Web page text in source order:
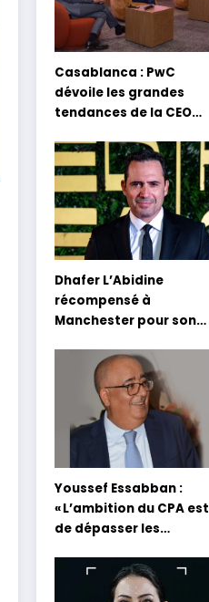
Casablanca : PwC
dévoile les grandes
tendances de la CEO
Dhafer L’Abidine
récompensé à
Manchester pour son
Youssef Essabban :
« L’ambition du CPA est
de dépasser les
et académiques de
formation en